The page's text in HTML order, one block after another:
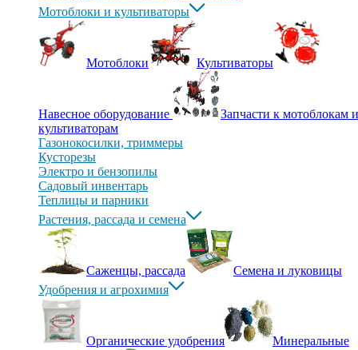
Мотоблоки и культиваторы
Мотоблоки Культиваторы
Навесное оборудование
Запчасти к мотоблокам и
культиваторам
Газонокосилки, триммеры
Кусторезы
Электро и бензопилы
Садовый инвентарь
Теплицы и парники
Растения, рассада и семена
Саженцы, рассада
Семена и луковицы
Удобрения и агрохимия
Органические удобрения Минеральные